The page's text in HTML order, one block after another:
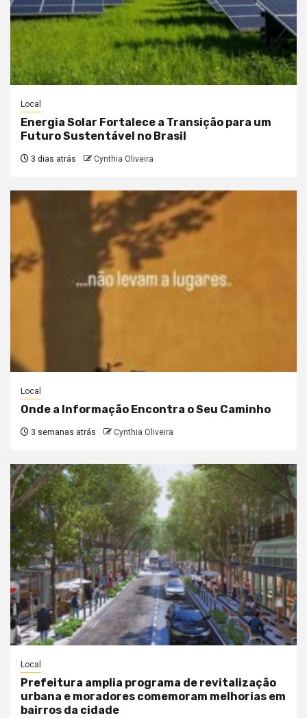
Local
Energia Solar Fortalece a Transição para um
Futuro Sustentável no Brasil
3 dias atrás Cynthia Oliveira
Local
Onde a Informação Encontra o Seu Caminho
3 semanas atrás Cynthia Oliveira
Local
Prefeitura amplia programa de revitalização
urbana e moradores comemoram melhorias em
bairros da cidade